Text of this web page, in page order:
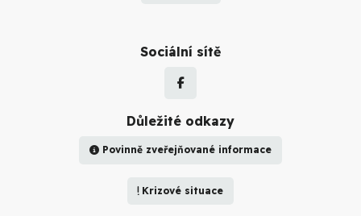
Sociální sítě
Důležité odkazy
Povinně zveřejňované informace
Krizové situace